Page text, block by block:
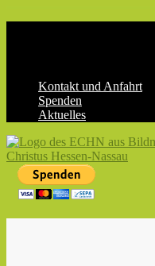
Kontakt und Anfahrt
Spenden
Aktuelles
ECHN
EC-